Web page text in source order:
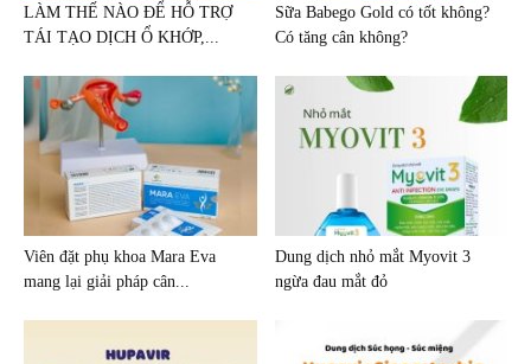
LÀM THẾ NÀO ĐỂ HỖ TRỢ
TÁI TẠO DỊCH Ổ KHỚP,...
Sữa Babego Gold có tốt không?
Có tăng cân không?
Viên đặt phụ khoa Mara Eva
mang lại giải pháp cân...
Dung dịch nhỏ mắt Myovit 3
ngừa đau mắt đỏ